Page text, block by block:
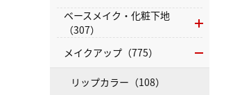
ベースメイク・化粧下地
（307）
メイクアップ（775）
リップカラー（108）